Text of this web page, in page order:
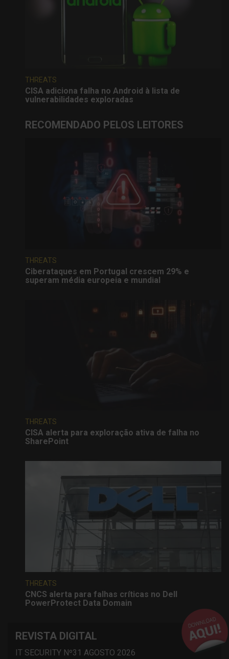
THREATS
CISA adiciona falha no Android à lista de
vulnerabilidades exploradas
RECOMENDADO PELOS LEITORES
THREATS
Ciberataques em Portugal crescem 29% e
superam média europeia e mundial
THREATS
CISA alerta para exploração ativa de falha no
SharePoint
THREATS
CNCS alerta para falhas críticas no Dell
PowerProtect Data Domain
REVISTA DIGITAL
IT SECURITY Nº31 AGOSTO 2026